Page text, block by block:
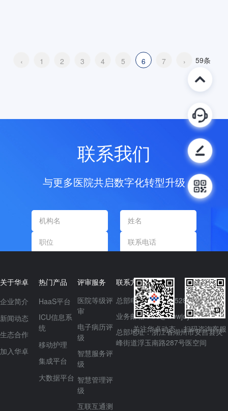
‹ 1 2 3 4 5 6 7 › 59条
联系我们
与更多医院共启数字化转型升级
关于华卓
企业简介
新闻动态
生态合作
加入华卓
热门产品
HaaS平台
ICU信息系
统
移动护理
集成平台
大数据平台
评审服务
医院等级评
审
电子病历评
级
智慧服务评
级
智慧管理评
级
互联互通测
联系方式
总部电话：0571-85287671
业务邮箱：bd@wowjoy.cn
总部地址：浙江省湖州市安吉县灵
峰街道浮玉南路287号医空间
关注华卓动态 扫码咨询客服